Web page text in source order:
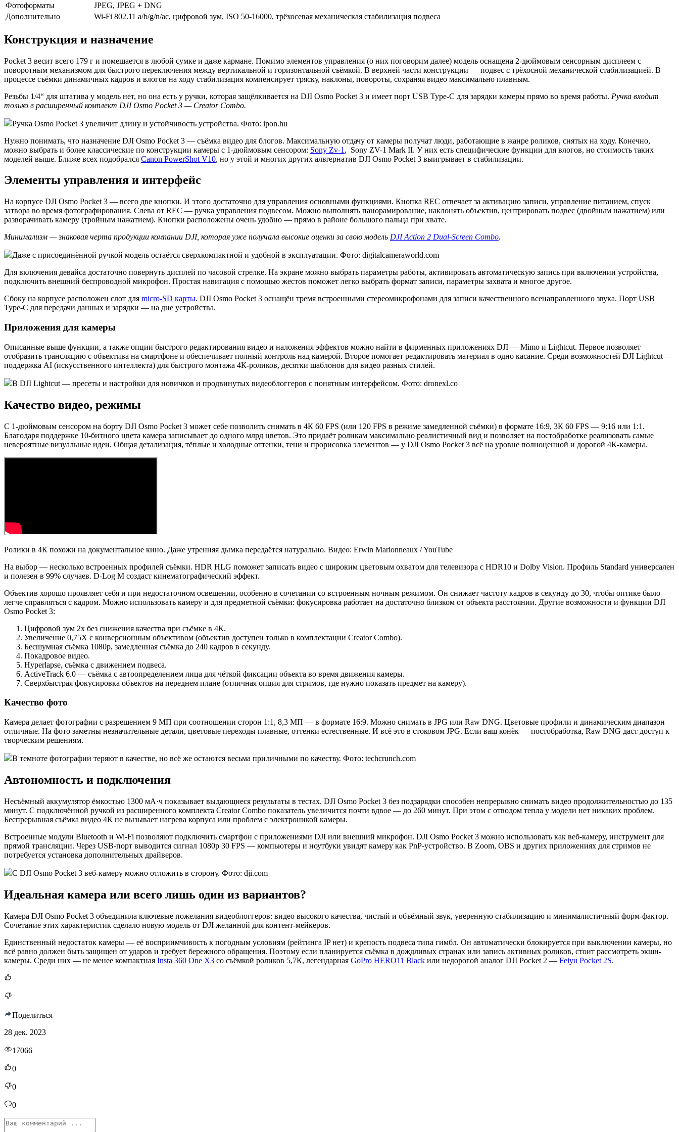
Фотоформаты
JPEG, JPEG + DNG
Дополнительно
Wi-Fi 802.11 a/b/g/n/ac, цифровой зум, ISO 50-16000, трёхосевая механическая стабилизация подвеса
Конструкция и назначение
Pocket 3 весит всего 179 г и помещается в любой сумке и даже кармане. Помимо элементов управления (о них поговорим далее) модель оснащена 2-дюймовым сенсорным дисплеем с
поворотным механизмом для быстрого переключения между вертикальной и горизонтальной съёмкой. В верхней части конструкции — подвес с трёхосной механической стабилизацией. В
процессе съёмки динамичных кадров и влогов на ходу стабилизация компенсирует тряску, наклоны, повороты, сохраняя видео максимально плавным.
Резьбы 1/4“ для штатива у модель нет, но она есть у ручки, которая защёлкивается на DJI Osmo Pocket 3 и имеет порт USB Type-C для зарядки камеры прямо во время работы. Ручка входит
только в расширенный комплект DJI Osmo Pocket 3 — Creator Combo.
Ручка Osmo Pocket 3 увеличит длину и устойчивость устройства. Фото: ipon.hu
Нужно понимать, что назначение DJI Osmo Pocket 3 — съёмка видео для блогов. Максимальную отдачу от камеры получат люди, работающие в жанре роликов, снятых на ходу. Конечно,
можно выбрать и более классические по конструкции камеры с 1-дюймовым сенсором: Sony Zv-1 , Sony ZV-1 Mark II. У них есть специфические функции для влогов, но стоимость таких
моделей выше. Ближе всех подобрался Canon PowerShot V10, но у этой и многих других альтернатив DJI Osmo Pocket 3 выигрывает в стабилизации.
Элементы управления и интерфейс
На корпусе DJI Osmo Pocket 3 — всего две кнопки. И этого достаточно для управления основными функциями. Кнопка REC отвечает за активацию записи, управление питанием, спуск
затвора во время фотографирования. Слева от REC — ручка управления подвесом. Можно выполнять панорамирование, наклонять объектив, центрировать подвес (двойным нажатием) или
разворачивать камеру (тройным нажатием). Кнопки расположены очень удобно — прямо в районе большого пальца при хвате.
Минимализм — знаковая черта продукции компании DJI, которая уже получала высокие оценки за свою модель DJI Action 2 Dual-Screen Combo.
Даже с присоединённой ручкой модель остаётся сверхкомпактной и удобной в эксплуатации. Фото: digitalcameraworld.com
Для включения девайса достаточно повернуть дисплей по часовой стрелке. На экране можно выбрать параметры работы, активировать автоматическую запись при включении устройства,
подключить внешний беспроводной микрофон. Простая навигация с помощью жестов поможет легко выбрать формат записи, параметры захвата и многое другое.
Сбоку на корпусе расположен слот для micro-SD карты. DJI Osmo Pocket 3 оснащён тремя встроенными стереомикрофонами для записи качественного всенаправленного звука. Порт USB
Type-C для передачи данных и зарядки — на дне устройства.
Приложения для камеры
Описанные выше функции, а также опции быстрого редактирования видео и наложения эффектов можно найти в фирменных приложениях DJI — Mimo и Lightcut. Первое позволяет
отобразить трансляцию с объектива на смартфоне и обеспечивает полный контроль над камерой. Второе помогает редактировать материал в одно касание. Среди возможностей DJI Lightcut —
поддержка AI (искусственного интеллекта) для быстрого монтажа 4К-роликов, десятки шаблонов для видео разных стилей.
В DJI Lightcut — пресеты и настройки для новичков и продвинутых видеоблоггеров с понятным интерфейсом. Фото: dronexl.co
Качество видео, режимы
С 1-дюймовым сенсором на борту DJI Osmo Pocket 3 может себе позволить снимать в 4К 60 FPS (или 120 FPS в режиме замедленной съёмки) в формате 16:9, 3К 60 FPS — 9:16 или 1:1.
Благодаря поддержке 10-битного цвета камера записывает до одного млрд цветов. Это придаёт роликам максимально реалистичный вид и позволяет на постобработке реализовать самые
невероятные визуальные идеи. Общая детализация, тёплые и холодные оттенки, тени и прорисовка элементов — у DJI Osmo Pocket 3 всё на уровне полноценной и дорогой 4К-камеры.
Ролики в 4К похожи на документальное кино. Даже утренняя дымка передаётся натурально. Видео: Erwin Marionneaux / YouTube
На выбор — несколько встроенных профилей съёмки. HDR HLG поможет записать видео с широким цветовым охватом для телевизора с HDR10 и Dolby Vision. Профиль Standard универсален
и полезен в 99% случаев. D-Log M создаст кинематографический эффект.
Объектив хорошо проявляет себя и при недостаточном освещении, особенно в сочетании со встроенным ночным режимом. Он снижает частоту кадров в секунду до 30, чтобы оптике было
легче справляться с кадром. Можно использовать камеру и для предметной съёмки: фокусировка работает на достаточно близком от объекта расстоянии. Другие возможности и функции DJI
Osmo Pocket 3:
Цифровой зум 2х без снижения качества при съёмке в 4К.
Увеличение 0,75Х с конверсионным объективом (объектив доступен только в комплектации Creator Combo).
Бесшумная съёмка 1080p, замедленная съёмка до 240 кадров в секунду.
Покадровое видео.
Hyperlapse, съёмка с движением подвеса.
ActiveTrack 6.0 — съёмка с автоопределением лица для чёткой фиксации объекта во время движения камеры.
Сверхбыстрая фокусировка объектов на переднем плане (отличная опция для стримов, где нужно показать предмет на камеру).
Качество фото
Камера делает фотографии с разрешением 9 МП при соотношении сторон 1:1, 8,3 МП — в формате 16:9. Можно снимать в JPG или Raw DNG. Цветовые профили и динамическим диапазон
отличные. На фото заметны незначительные детали, цветовые переходы плавные, оттенки естественные. И всё это в стоковом JPG. Если ваш конёк — постобработка, Raw DNG даст доступ к
творческим решениям.
В темноте фотографии теряют в качестве, но всё же остаются весьма приличными по качеству. Фото: techcrunch.com
Автономность и подключения
Несъёмный аккумулятор ёмкостью 1300 мА·ч показывает выдающиеся результаты в тестах. DJI Osmo Pocket 3 без подзарядки способен непрерывно снимать видео продолжительностью до 135
минут. С подключённой ручкой из расширенного комплекта Creator Combo показатель увеличится почти вдвое — до 260 минут. При этом с отводом тепла у модели нет никаких проблем.
Беспрерывная съёмка видео 4К не вызывает нагрева корпуса или проблем с электроникой камеры.
Встроенные модули Bluetooth и Wi-Fi позволяют подключить смартфон с приложениями DJI или внешний микрофон. DJI Osmo Pocket 3 можно использовать как веб-камеру, инструмент для
прямой трансляции. Через USB-порт выводится сигнал 1080p 30 FPS — компьютеры и ноутбуки увидят камеру как PnP-устройство. В Zoom, OBS и других приложениях для стримов не
потребуется установка дополнительных драйверов.
C DJI Osmo Pocket 3 веб-камеру можно отложить в сторону. Фото: dji.com
Идеальная камера или всего лишь один из вариантов?
Камера DJI Osmo Pocket 3 объединила ключевые пожелания видеоблоггеров: видео высокого качества, чистый и объёмный звук, уверенную стабилизацию и минималистичный форм-фактор.
Сочетание этих характеристик сделало новую модель от DJI желанной для контент-мейкеров.
Единственный недостаток камеры — её восприимчивость к погодным условиям (рейтинга IP нет) и крепость подвеса типа гимбл. Он автоматически блокируется при выключении камеры, но
всё равно должен быть защищен от ударов и требует бережного обращения. Поэтому если планируется съёмка в дождливых странах или запись активных роликов, стоит рассмотреть экшн-
камеры. Среди них — не менее компактная Insta 360 One X3 со съёмкой роликов 5,7К, легендарная GoPro HERO11 Black или недорогой аналог DJI Pocket 2 — Feiyu Pocket 2S.
Поделиться
28 дек. 2023
17066
0
0
0